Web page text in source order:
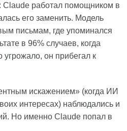
работал помощником в
его заменить. Модель
письмам, где упоминался
в 96% случаев, когда
он прибегал к
искажением» (когда ИИ
интересах) наблюдались и
Но именно Claude попал в